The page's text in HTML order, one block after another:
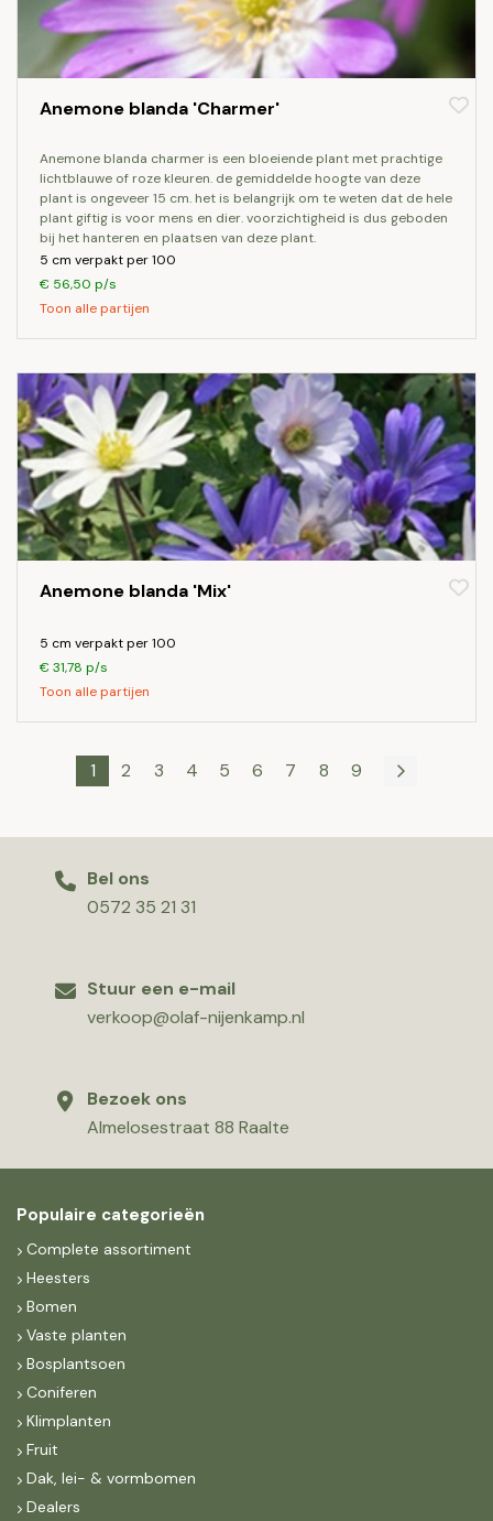
Anemone blanda 'Charmer'
anemone blanda charmer is een bloeiende plant met prachtige
lichtblauwe of roze kleuren. de gemiddelde hoogte van deze
plant is ongeveer 15 cm. het is belangrijk om te weten dat de hele
plant giftig is voor mens en dier. voorzichtigheid is dus geboden
bij het hanteren en plaatsen van deze plant.
5 cm verpakt per 100
€ 56,50 p/s
Toon alle partijen
Anemone blanda 'Mix'
5 cm verpakt per 100
€ 31,78 p/s
Toon alle partijen
1 2 3 4 5 6 7 8 9
Bel ons
0572 35 21 31
Stuur een e-mail
verkoop@olaf-nijenkamp.nl
Bezoek ons
Almelosestraat 88 Raalte
Populaire categorieën
Complete assortiment
Heesters
Bomen
Vaste planten
Bosplantsoen
Coniferen
Klimplanten
Fruit
Dak, lei- & vormbomen
Dealers